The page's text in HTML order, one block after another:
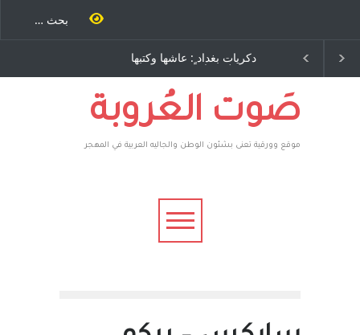
الاستيطان ومسلسل الخداع
المستمر - قلم : راسم عبيدات
دكريات بغداد ٍ: عاشها وكتبها
:وليد رباح – نيوجرسي –
الولايات المتحدة الامريكية
كتب
صَوت العُروبة
موقع وورقية تعنى بشئون الوطن والجاليه العربية في المهجر